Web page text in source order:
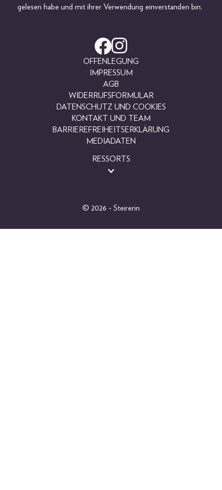
gelesen habe und mit ihrer Verwendung einverstanden bin.
OFFENLEGUNG
IMPRESSUM
AGB
WIDERRUFSFORMULAR
DATENSCHUTZ UND COOKIES
KONTAKT UND TEAM
BARRIEREFREIHEITSERKLÄRUNG
MEDIADATEN
RESSORTS
© 2026 - Steirerin